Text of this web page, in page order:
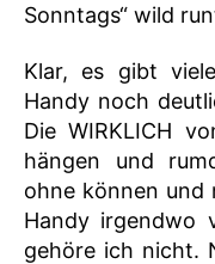
Sonntags“ wild
Klar, es gibt
Handy noch
Die WIRKLICH
hängen und
ohne können und
Handy irgendwo
gehöre ich nicht.